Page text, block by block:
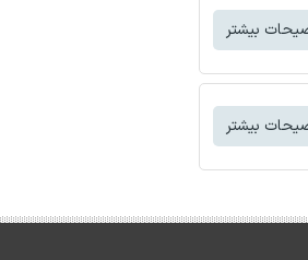
بیشتر
بیشتر